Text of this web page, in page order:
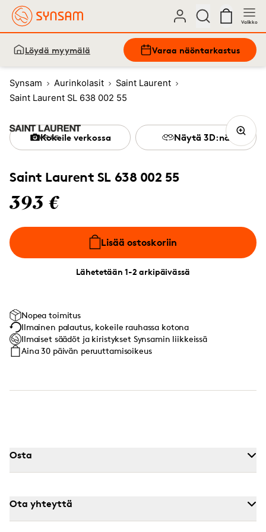
Valikko
Löydä myymälä Varaa näöntarkastus
Synsam Aurinkolasit
Saint Laurent
Saint Laurent SL 638 002 55
Saint Laurent SL 638 002 55
393 €
Lisää ostoskoriin
Lähetetään 1-2 arkipäivässä
Kokeile verkossa Näytä 3D:nä
Nopea toimitus
Ilmainen palautus, kokeile rauhassa kotona
Ilmaiset säädöt ja kiristykset Synsamin liikkeissä
Aina 30 päivän peruuttamisoikeus
Osta
Ota yhteyttä